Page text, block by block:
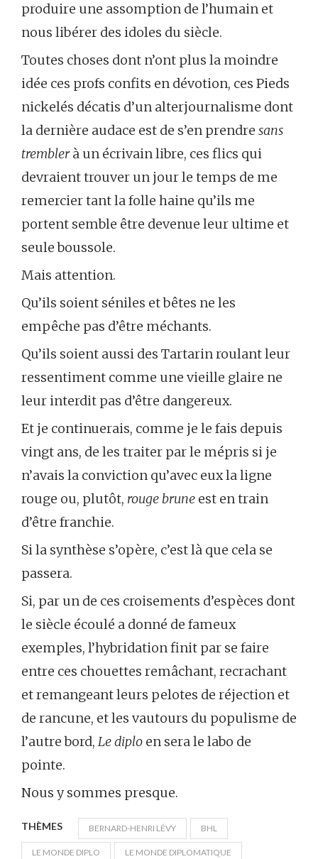
produire une assomption de l’humain et
nous libérer des idoles du siècle.
Toutes choses dont n’ont plus la moindre
idée ces profs confits en dévotion, ces Pieds
nickelés décatis d’un alterjournalisme dont
la dernière audace est de s’en prendre sans
tremblerà un écrivain libre, ces flics qui
devraient trouver un jour le temps de me
remercier tant la folle haine qu’ils me
portent semble être devenue leur ultime et
seule boussole.
Mais attention.
Qu’ils soient séniles et bêtes ne les
empêche pas d’être méchants.
Qu’ils soient aussi des Tartarin roulant leur
ressentiment comme une vieille glaire ne
leur interdit pas d’être dangereux.
Et je continuerais, comme je le fais depuis
vingt ans, de les traiter par le mépris si je
n’avais la conviction qu’avec eux la ligne
rouge ou, plutôt, rouge brune est en train
d’être franchie.
Si la synthèse s’opère, c’est là que cela se
passera.
Si, par un de ces croisements d’espèces dont
le siècle écoulé a donné de fameux
exemples, l’hybridation finit par se faire
entre ces chouettes remâchant, recrachant
et remangeant leurs pelotes de réjection et
de rancune, et les vautours du populisme de
l’autre bord, Le diplo en sera le labo de
pointe.
Nous y sommes presque.
THÈMES BERNARD-HENRI LÉVY BHL
LE MONDE DIPLO LE MONDE DIPLOMATIQUE